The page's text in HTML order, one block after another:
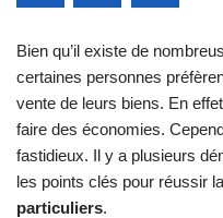
Bien qu’il existe de
certaines personnes
vente de leurs biens. En
faire des économies.
fastidieux. Il y a plusieurs
les points clés pour réussir la
particuliers.